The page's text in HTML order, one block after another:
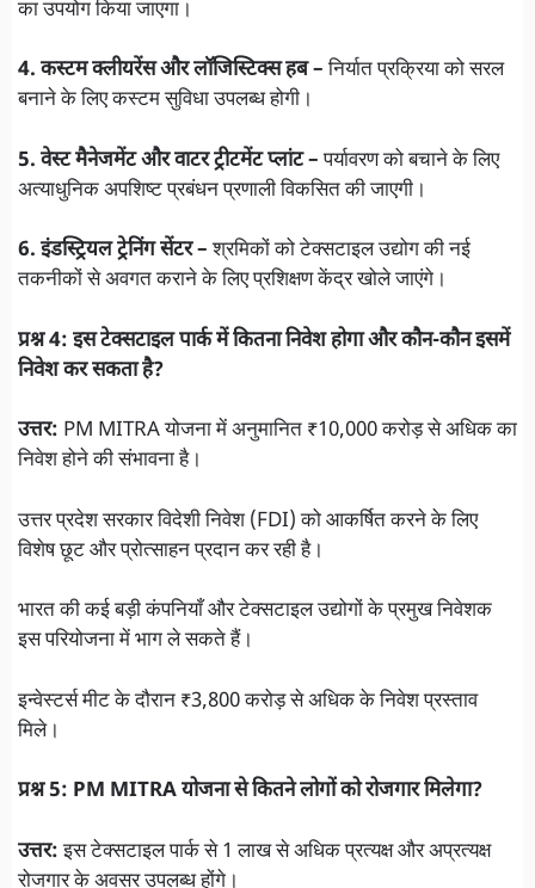
का उपयोग किया जाएगा।
4. कस्टम क्लीयरेंस और लॉजिस्टिक्स हब –निर्यात प्रक्रिया को सरल
बनाने के लिए कस्टम सुविधा उपलब्ध होगी।
5. वेस्ट मैनेजमेंट और वाटर ट्रीटमेंट प्लांट –पर्यावरण को बचाने के लिए
अत्याधुनिक अपशिष्ट प्रबंधन प्रणाली विकसित की जाएगी।
6. इंडस्ट्रियल ट्रेनिंग सेंटर –श्रमिकों को टेक्सटाइल उद्योग की नई
तकनीकों से अवगत कराने के लिए प्रशिक्षण केंद्र खोले जाएंगे।
प्रश्न 4: इस टेक्सटाइल पार्क में कितना निवेश होगा और कौन-कौन इसमें
निवेश कर सकता है?
उत्तर: PM MITRA योजना में अनुमानित ₹10,000 करोड़ से अधिक का
निवेश होने की संभावना है।
उत्तर प्रदेश सरकार विदेशी निवेश (FDI) को आकर्षित करने के लिए
विशेष छूट और प्रोत्साहन प्रदान कर रही है।
भारत की कई बड़ी कंपनियाँ और टेक्सटाइल उद्योगों के प्रमुख निवेशक
इस परियोजना में भाग ले सकते हैं।
इन्वेस्टर्स मीट के दौरान ₹3,800 करोड़ से अधिक के निवेश प्रस्ताव
मिले।
प्रश्न 5: PM MITRA योजना से कितने लोगों को रोजगार मिलेगा?
उत्तर:इस टेक्सटाइल पार्क से 1 लाख से अधिक प्रत्यक्ष और अप्रत्यक्ष
रोजगार के अवसर उपलब्ध होंगे।